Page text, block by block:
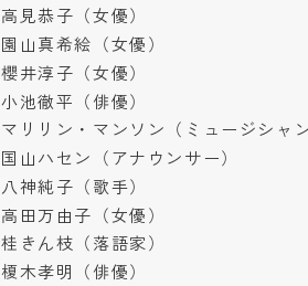
高見恭子（女優）
園山真希絵（女優）
櫻井淳子（女優）
小池徹平（俳優）
マリリン・マンソン（ミュージシャ
国山ハセン（アナウンサー）
八神純子（歌手）
高田万由子（女優）
桂きん枝（落語家）
榎木孝明（俳優）